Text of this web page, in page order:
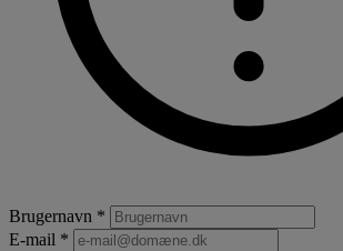
Brugernavn *
E-mail *